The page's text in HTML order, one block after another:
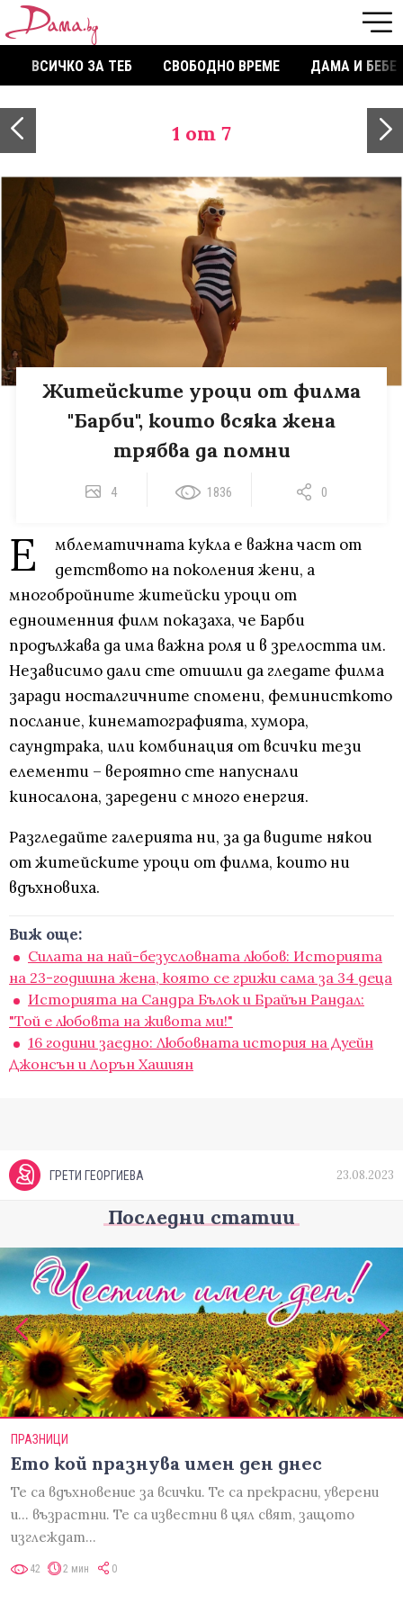
ВСИЧКО ЗА ТЕБ СВОБОДНО ВРЕМЕ ДАМА И БЕБЕ
1 от 7
Житейските уроци от филма
"Барби", които всяка жена
трябва да помни
4 1836 0
Е
мблематичната кукла е важна част от
детството на поколения жени, а
многобройните житейски уроци от
едноименния филм показаха, че Барби
продължава да има важна роля и в зрелостта им.
Независимо дали сте отишли ​​да гледате филма
заради носталгичните спомени, феминисткото
послание, кинематографията, хумора,
саундтрака, или комбинация от всички тези
елементи – вероятно сте напуснали
киносалона, заредени с много енергия.
Разгледайте галерията ни, за да видите някои
от житейските уроци от филма, които ни
вдъхновиха.
Виж още:
Силата на най-безусловната любов: Историята
на 23-годишна жена, която се грижи сама за 34 деца
Историята на Сандра Бълок и Брайън Рандал:
"Той е любовта на живота ми!"
16 години заедно: Любовната история на Дуейн
Джонсън и Лорън Хашиян
ГРЕТИ ГЕОРГИЕВА 23.08.2023
Последни статии
ПРАЗНИЦИ
Ето кой празнува имен ден днес
Те са вдъхновение за всички. Те са прекрасни, уверени
и... възрастни. Те са известни в цял свят, защото
изглеждат…
42 2 мин 0